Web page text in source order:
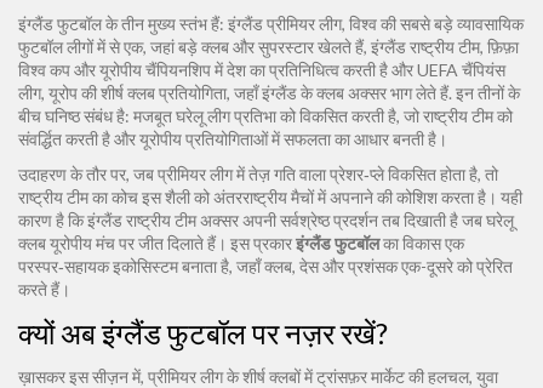
इंग्लैंड फुटबॉल के तीन मुख्य स्तंभ हैं: इंग्लैंड प्रीमियर लीग, विश्व की सबसे बड़े व्यावसायिक
फुटबॉल लीगों में से एक, जहां बड़े क्लब और सुपरस्टार खेलते हैं, इंग्लैंड राष्ट्रीय टीम, फ़िफ़ा
विश्व कप और यूरोपीय चैंपियनशिप में देश का प्रतिनिधित्व करती हैऔरUEFA चैंपियंस
लीग, यूरोप की शीर्ष क्लब प्रतियोगिता, जहाँ इंग्लैंड के क्लब अक्सर भाग लेते हैं. इन तीनों के
बीच घनिष्ठ संबंध है: मजबूत घरेलू लीग प्रतिभा को विकसित करती है, जो राष्ट्रीय टीम को
संवर्द्धित करती है और यूरोपीय प्रतियोगिताओं में सफलता का आधार बनती है।
उदाहरण के तौर पर, जब प्रीमियर लीग में तेज़ गति वाला प्रेशर‑प्ले विकसित होता है, तो
राष्ट्रीय टीम का कोच इस शैली को अंतरराष्ट्रीय मैचों में अपनाने की कोशिश करता है। यही
कारण है कि इंग्लैंड राष्ट्रीय टीम अक्सर अपनी सर्वश्रेष्ठ प्रदर्शन तब दिखाती है जब घरेलू
क्लब यूरोपीय मंच पर जीत दिलाते हैं। इस प्रकारइंग्लैंड फुटबॉलका विकास एक
परस्पर‑सहायक इकोसिस्टम बनाता है, जहाँ क्लब, देस और प्रशंसक एक-दूसरे को प्रेरित
करते हैं।
क्यों अब इंग्लैंड फुटबॉल पर नज़र रखें?
ख़ासकर इस सीज़न में, प्रीमियर लीग के शीर्ष क्लबों में ट्रांसफ़र मार्केट की हलचल, युवा